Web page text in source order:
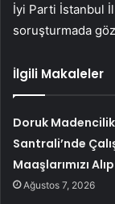
İyi Parti İstanbul
soruşturmada
İlgili Makaleler
Doruk
Santrali’nde
Maaşlarımızı
Ağustos 7, 2026